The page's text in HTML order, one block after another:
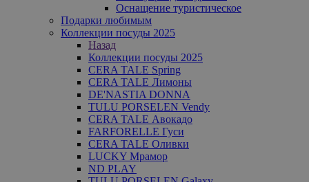
Оснащение туристическое
Подарки любимым
Коллекции посуды 2025
Назад
Коллекции посуды 2025
CERA TALE Spring
CERA TALE Лимоны
DE'NASTIA DONNA
TULU PORSELEN Vendy
CERA TALE Авокадо
FARFORELLE Гуси
CERA TALE Оливки
LUCKY Мрамор
ND PLAY